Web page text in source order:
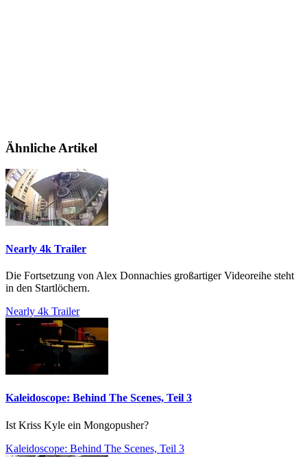
Ähnliche Artikel
Nearly 4k Trailer
Die Fortsetzung von Alex Donnachies großartiger Videoreihe steht
in den Startlöchern.
Nearly 4k Trailer
Kaleidoscope: Behind The Scenes, Teil 3
Ist Kriss Kyle ein Mongopusher?
Kaleidoscope: Behind The Scenes, Teil 3